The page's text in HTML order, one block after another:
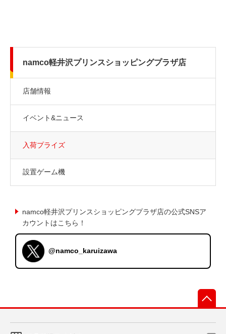
namco軽井沢プリンスショッピングプラザ店
店舗情報
イベント&ニュース
入荷プライズ
設置ゲーム機
namco軽井沢プリンスショッピングプラザ店の公式SNSア
カウントはこちら！
@namco_karuizawa